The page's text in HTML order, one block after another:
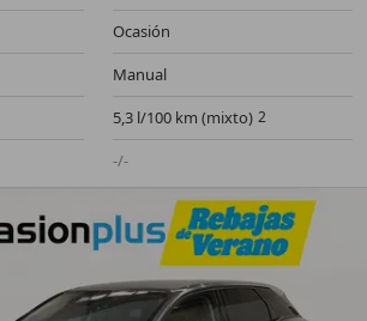
Ocasión
Manual
5,3 l/100 km (mixto)
-/-